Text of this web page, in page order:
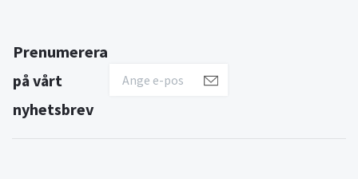
Prenumerera
på vårt
nyhetsbrev